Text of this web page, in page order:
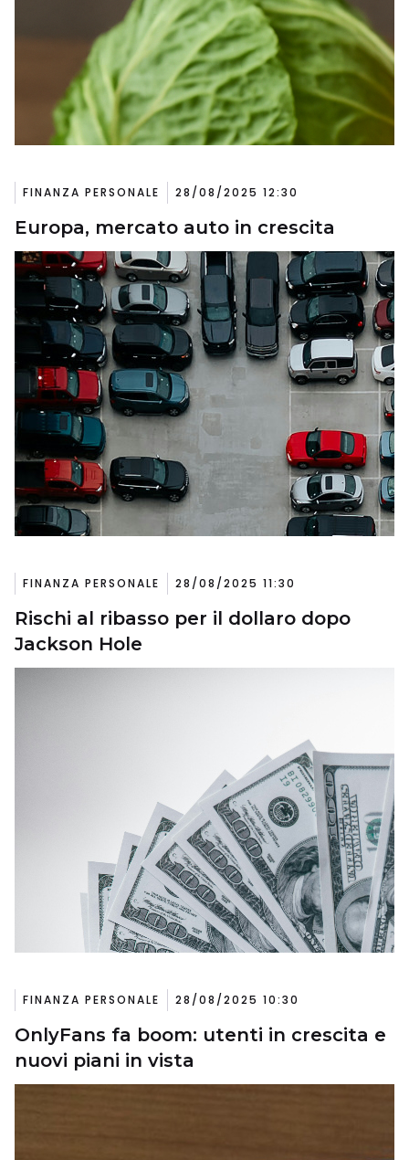
FINANZA PERSONALE 28/08/2025 12:30
Europa, mercato auto in crescita
FINANZA PERSONALE 28/08/2025 11:30
Rischi al ribasso per il dollaro dopo
Jackson Hole
FINANZA PERSONALE 28/08/2025 10:30
OnlyFans fa boom: utenti in crescita e
nuovi piani in vista